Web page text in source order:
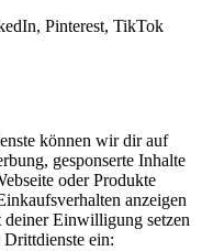
Pinterest, TikTok
können wir dir auf
gesponserte Inhalte
oder Produkte
anzeigen
Einwilligung setzen
ein: